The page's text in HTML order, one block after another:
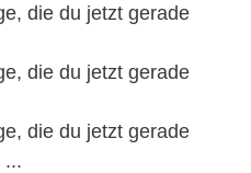
die du jetzt gerade
die du jetzt gerade
die du jetzt gerade
...